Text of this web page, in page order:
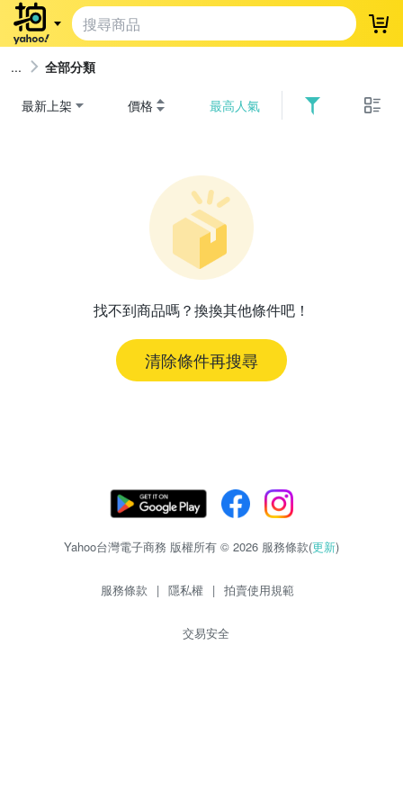
登
全部分類
最新上架 價格 最高人氣
找不到商品嗎？換換其他條件吧！
清除條件再搜尋
Yahoo台灣電子商務 版權所有 © 2026 服務條款(更新)
服務條款 | 隱私權 | 拍賣使用規範
交易安全